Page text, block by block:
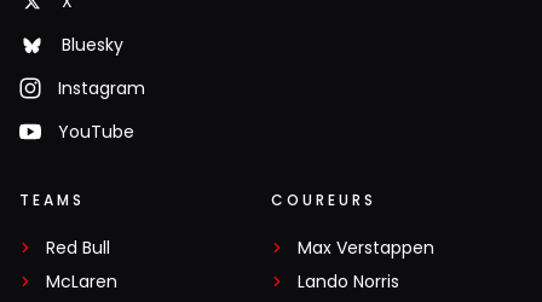
Bluesky
Instagram
YouTube
TEAMS
Red Bull
McLaren
COUREURS
Max Verstappen
Lando Norris